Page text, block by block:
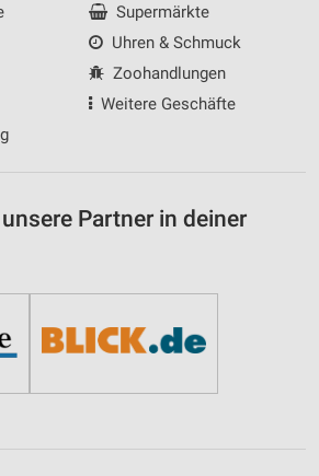
Supermärkte
Uhren & Schmuck
Zoohandlungen
Weitere Geschäfte
Partner in deiner